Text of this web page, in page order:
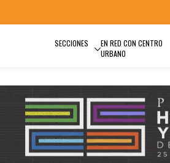
SECCIONES
EN RED CON CENTRO
URBANO